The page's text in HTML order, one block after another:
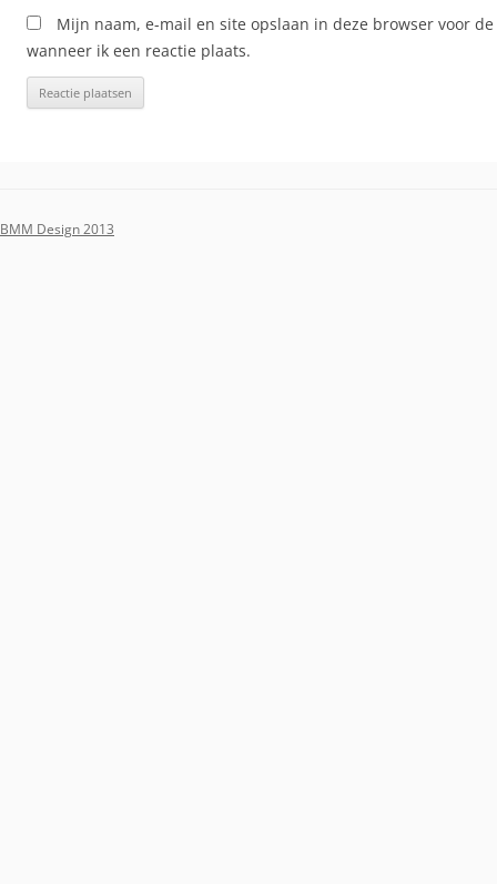
Mijn naam, e-mail en site opslaan in deze browser voor
wanneer ik een reactie plaats.
BMM Design 2013